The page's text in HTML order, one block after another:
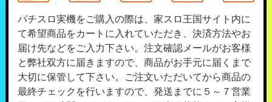
パチスロ実機をご購入の際は、家スロ王国サイト内に
て希望商品をカートに入れていただき、決済方法やお
届け先などをご入力下さい。注文確認メールがお客様
と弊社双方に届きますので、商品がお手元に届くまで
大切に保管して下さい。ご注文いただいてから商品の
最終チェックを行いますので、発送までに５～７営業